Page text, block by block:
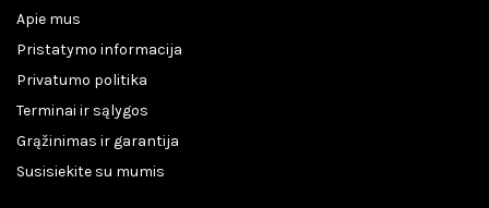
Apie mus
Pristatymo informacija
Privatumo politika
Terminai ir sąlygos
Grąžinimas ir garantija
Susisiekite su mumis